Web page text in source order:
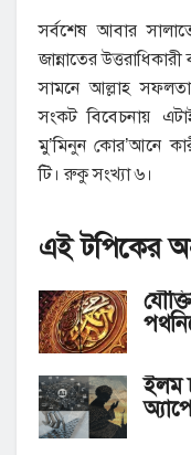
সর্বশেষ আবার
জান্নাতের
সামনে আল্লাহ
সংকট বিবেচনায়
মু’মিনুন কোর’আনে
টি। রুকু সংখ্যা ৬।
এই টপিকের
ইলম